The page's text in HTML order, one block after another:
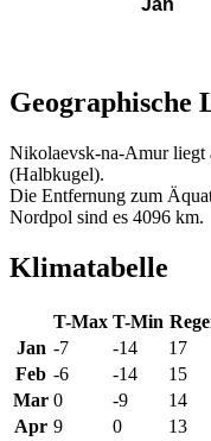
Geographische
Nikolaevsk-na-Amur liegt
(Halbkugel).
Die Entfernung zum
Nordpol sind es 4096 km.
Klimatabelle
T-Max T-Min
Jan -7 -14 17
Feb -6 -14 15
Mar 0 -9 14
Apr 9 0 13